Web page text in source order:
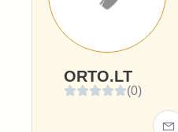
ORTO.LT
(0)